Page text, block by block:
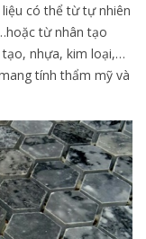
có thể từ tự nhiên
từ nhân tạo
tạo, nhựa, kim loại,…
tính thẩm mỹ và